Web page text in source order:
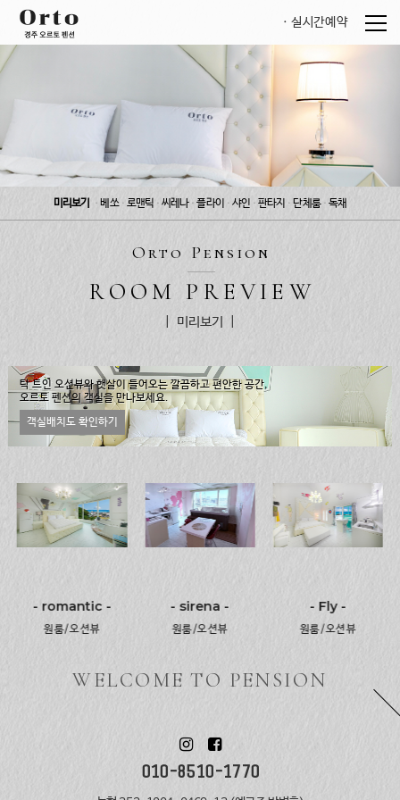
실시간예약
미리보기 ㆍ베쏘ㆍ 로맨틱 ㆍ씨레나ㆍ플라이 ㆍ 샤인ㆍ판타지 ㆍ단체룸ㆍ 독채
Orto Pension
ROOM PREVIEW
| 미리보기 |
탁 트인 오션뷰와 햇살이 들어오는 깔끔하고 편안한 공간,
오르토 펜션의 객실을 만나보세요.
객실배치도 확인하기
- romantic -
원룸/오션뷰
- sirena -
원룸/오션뷰
- Fly -
원룸/오션뷰
WELCOME TO PENSION
010-8510-1770